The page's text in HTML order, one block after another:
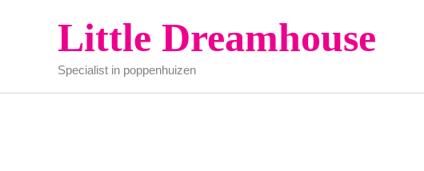
Little Dreamhouse
Specialist in poppenhuizen